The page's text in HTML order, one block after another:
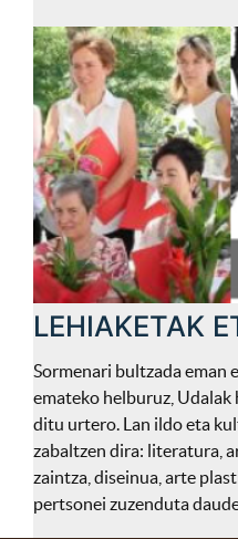
LEHIAKETAK
Sormenari bultzada eman
emateko helburuz,
ditu urtero. Lan ildo eta
zabaltzen dira: literatura,
zaintza, diseinua, arte
pertsonei zuzenduta